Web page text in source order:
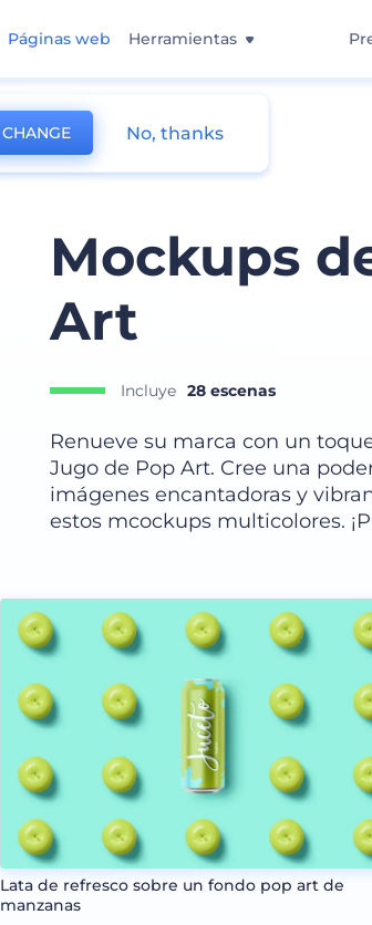
Páginas web Herramientas
Mockups
Art
Incluye 28 escenas
Renueve su marca con un
Jugo de Pop Art. Cree una
imágenes encantadoras y
estos mcockups multicolores.
Lata de refresco sobre un fondo pop art de
manzanas
CHANGE No, thanks